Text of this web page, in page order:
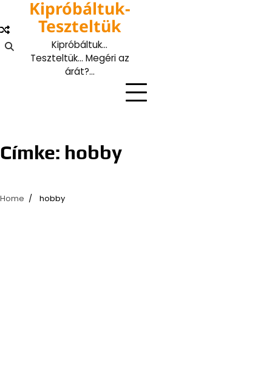
content
Kipróbáltuk-
Teszteltük
Kipróbáltuk…
Teszteltük… Megéri az
árát?…
Címke: hobby
Home hobby